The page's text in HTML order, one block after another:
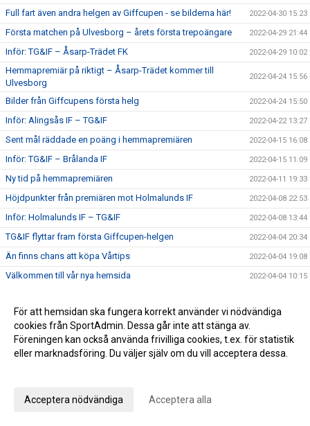
Full fart även andra helgen av Giffcupen - se bilderna här! 2022-04-30 15:23
Första matchen på Ulvesborg – årets första trepoängare 2022-04-29 21:44
Inför: TG&IF – Åsarp-Trädet FK 2022-04-29 10:02
Hemmapremiär på riktigt – Åsarp-Trädet kommer till
Ulvesborg
2022-04-24 15:56
Bilder från Giffcupens första helg 2022-04-24 15:50
Inför: Alingsås IF – TG&IF 2022-04-22 13:27
Sent mål räddade en poäng i hemmapremiären 2022-04-15 16:08
Inför: TG&IF – Brålanda IF 2022-04-15 11:09
Ny tid på hemmapremiären 2022-04-11 19:33
Höjdpunkter från premiären mot Holmalunds IF 2022-04-08 22:53
Inför: Holmalunds IF – TG&IF 2022-04-08 13:44
TG&IF flyttar fram första Giffcupen-helgen 2022-04-04 20:34
Än finns chans att köpa Vårtips 2022-04-04 19:08
Välkommen till vår nya hemsida 2022-04-04 10:15
Bra årspremiär av juniorlaget mot Folkabo 2022-03-24 16:48
INFO Nya huvudentrèn 2022-03-24 12:27
Entrèn 2022-03-15 08:41
För att hemsidan ska fungera korrekt använder vi nödvändiga
cookies från SportAdmin. Dessa går inte att stänga av.
Föreningen kan också använda frivilliga cookies, t.ex. för statistik
eller marknadsföring. Du väljer själv om du vill acceptera dessa.
Acceptera nödvändiga Acceptera alla